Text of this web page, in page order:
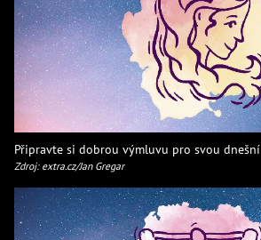
Připravte si dobrou výmluvu pro svou
Zdroj: extra.cz/Jan Gregar